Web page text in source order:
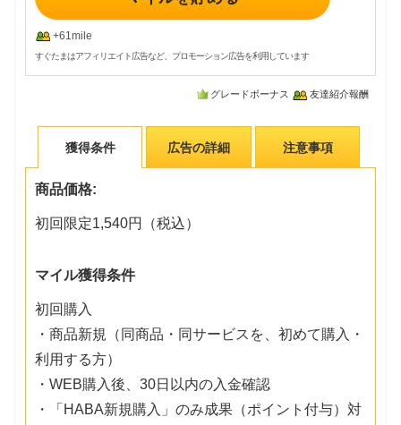
+61mile
すぐたまはアフィリエイト広告など、プロモーション広告を利用しています
グレードボーナス 友達紹介報酬
獲得条件 広告の詳細 注意事項
商品価格:
初回限定1,540円（税込）
マイル獲得条件
初回購入
・商品新規（同商品・同サービスを、初めて購入・
利用する方）
・WEB購入後、30日以内の入金確認
・「HABA新規購入」のみ成果（ポイント付与）対